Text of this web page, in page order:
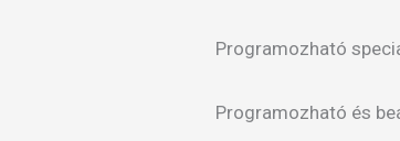
Programozható
Programozható és